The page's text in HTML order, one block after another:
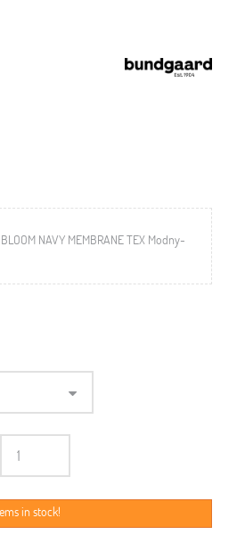
NAVY MEMBRANE TEX Modny-
in stock!